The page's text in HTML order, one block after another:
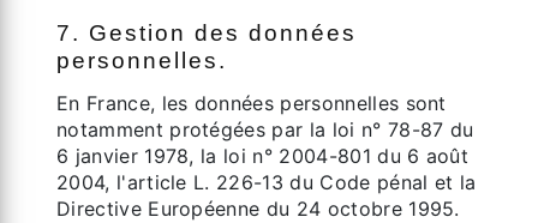
7. Gestion des données
personnelles.
En France, les données personnelles sont
notamment protégées par la loi n° 78-87 du
6 janvier 1978, la loi n° 2004-801 du 6 août
2004, l'article L. 226-13 du Code pénal et la
Directive Européenne du 24 octobre 1995.